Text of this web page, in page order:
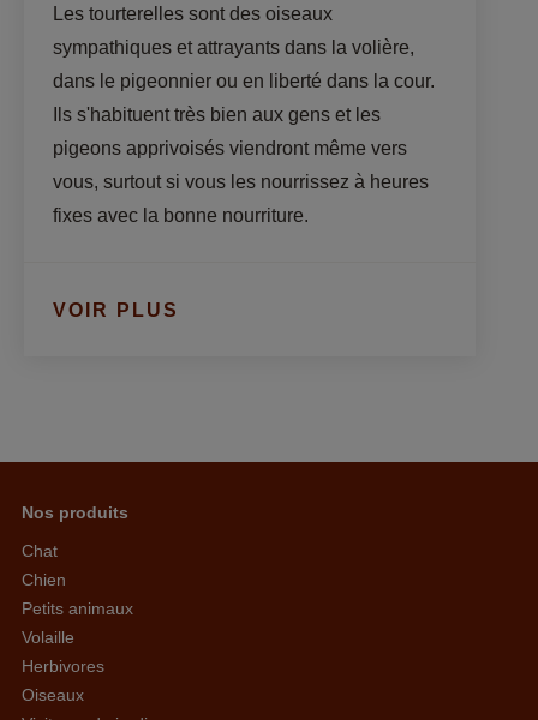
Les tourterelles sont des oiseaux
sympathiques et attrayants dans la volière,
dans le pigeonnier ou en liberté dans la cour.
Ils s'habituent très bien aux gens et les
pigeons apprivoisés viendront même vers
vous, surtout si vous les nourrissez à heures
fixes avec la bonne nourriture.
VOIR PLUS
Nos produits
Chat
Chien
Petits animaux
Volaille
Herbivores
Oiseaux